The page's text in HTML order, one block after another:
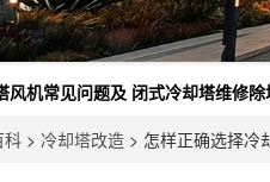
风机常见问题及 闭式冷却塔维修
科 > 冷却塔改造 > 怎样正确选择冷